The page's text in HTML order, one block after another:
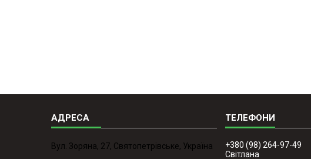
Вул. Зоряна, 27, Святопетрівське, Україна
+380 (98) 264-97-49
Світлана